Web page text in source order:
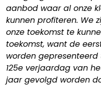
aanbod waar al onze
kunnen profiteren. We
onze toekomst te
toekomst, want de
worden
125e verjaardag van
jaar gevolgd worden